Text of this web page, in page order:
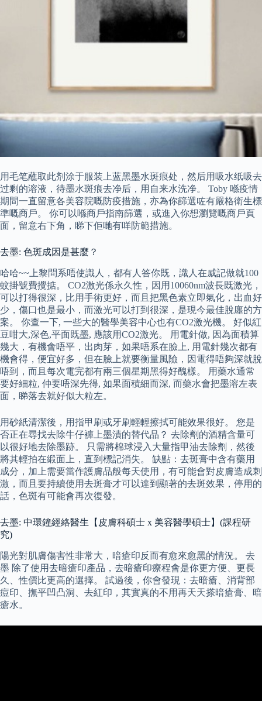
用毛笔蘸取此剂涂于服装上蓝黑墨水斑痕处，然后用吸水纸吸去
过剩的溶液，待墨水斑痕去净后，用自来水洗净。 Toby 喺疫情
期間一直留意各美容院嘅防疫措施，亦為你篩選咗有嚴格衛生標
準嘅商戶。 你可以喺商戶指南篩選，或進入你想瀏覽嘅商戶頁
面，留意右下角，睇下佢哋有咩防範措施。
去墨: 色斑成因是甚麼？
哈哈~~上黎問系唔使識人，都有人答你既，識人在威記做就100
蚊掛號費攪掂。 CO2激光係永久性，因用10060nm波長既激光，
可以打得很深，比用手術更好，而且把黑色素立即氣化，出血好
少，傷口也是最小，而激光可以打到很深，是現今最佳脫廛的方
案。 你查一下, 一些大的醫學美容中心也有CO2激光機。 好似紅
豆咁大,深色,平面既墨, 應該用CO2激光。 用電針做, 因為面積算
幾大，有機會唔平，出肉芽，如果唔系在臉上, 用電針幾次都有
機會得，便宜好多，但在臉上就要衡量風險，因電得唔夠深就脫
唔到，而且每次電完都有兩三個星期黑得好醜樣。 用藥水通常
要好細粒, 仲要唔深先得, 如果面積細而深, 而藥水會把墨溶左表
面，睇落去就好似大粒左。
用砂紙清潔後，用指甲刷或牙刷輕輕擦拭可能效果很好。 您是
否正在尋找去除牛仔褲上墨漬的替代品？ 去除劑的酒精含量可
以很好地去除墨跡。 只需將棉球浸入大量指甲油去除劑，然後
將其輕拍在緞面上，直到標記消失。 缺點：去斑膏中含有藥用
成分，加上需要當作護膚品般每天使用，有可能會對皮膚造成刺
激，而且要持續使用去斑膏才可以達到顯著的去斑效果，停用的
話，色斑有可能會再次復發。
去墨: ​​中環鐘經絡醫生【皮膚科碩士 x 美容醫學碩士】(課程研
究)​
陽光對肌膚傷害性非常大，暗瘡印反而有愈來愈黑的情況。 去
墨 除了使用去暗瘡印產品，去暗瘡印療程會是你更方便、更長
久、性價比更高的選擇。 試過後，你會發現：去暗瘡、消背部
痘印、撫平凹凸洞、去紅印，其實真的不用再天天搽暗瘡膏、暗
瘡水。